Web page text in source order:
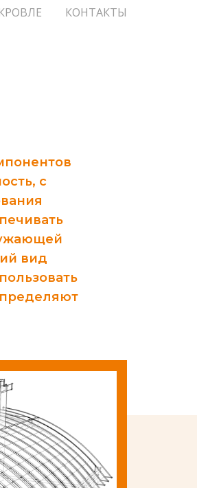
КОНТАКТЫ
с
вид